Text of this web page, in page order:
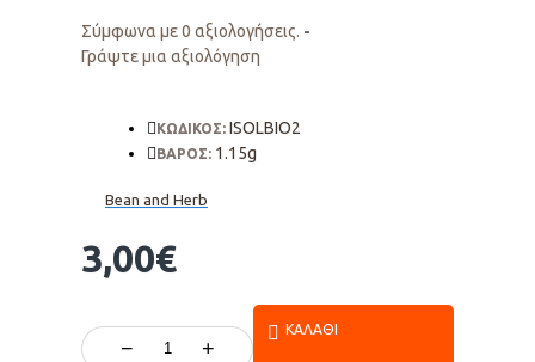
Σύμφωνα με 0 αξιολογήσεις. -
Γράψτε μια αξιολόγηση
3,00€
ΚΩΔΙΚΟΣ: ISOLBIO2
ΒΑΡΟΣ: 1.15g
Bean and Herb
− +
ΚΑΛΆΘΙ